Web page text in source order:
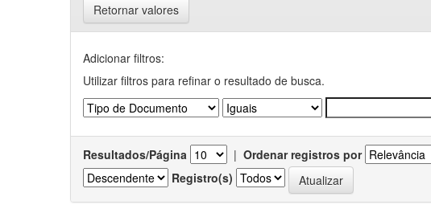
Retornar valores
Adicionar filtros:
Utilizar filtros para refinar o resultado de busca.
Resultados/Página | Ordenar registros por
Registro(s)